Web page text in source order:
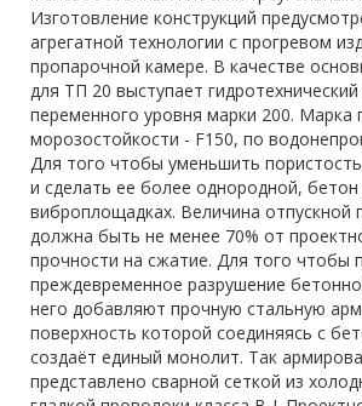
Изготовление конструкций
агрегатной технологии с прогревом
пропарочной камере. В качестве
для ТП 20 выступает
переменного уровня марки 200. Марка
морозостойкости - F150, по
Для того чтобы уменьшить
и сделать ее более однородной, бетон
виброплощадках. Величина отпускной
должна быть не менее 70% от
прочности на сжатие. Для того чтобы
преждевременное разрушение
него добавляют прочную стальную
поверхность которой соединяясь с
создаёт единый монолит. Так
представлено сварной сеткой из